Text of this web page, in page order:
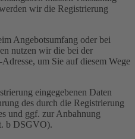
wir die Registrierung
Angebotsumfang oder bei
nutzen wir die bei der
um Sie auf diesem Wege
eingegebenen Daten
des durch die Registrierung
und ggf. zur Anbahnung
b DSGVO).